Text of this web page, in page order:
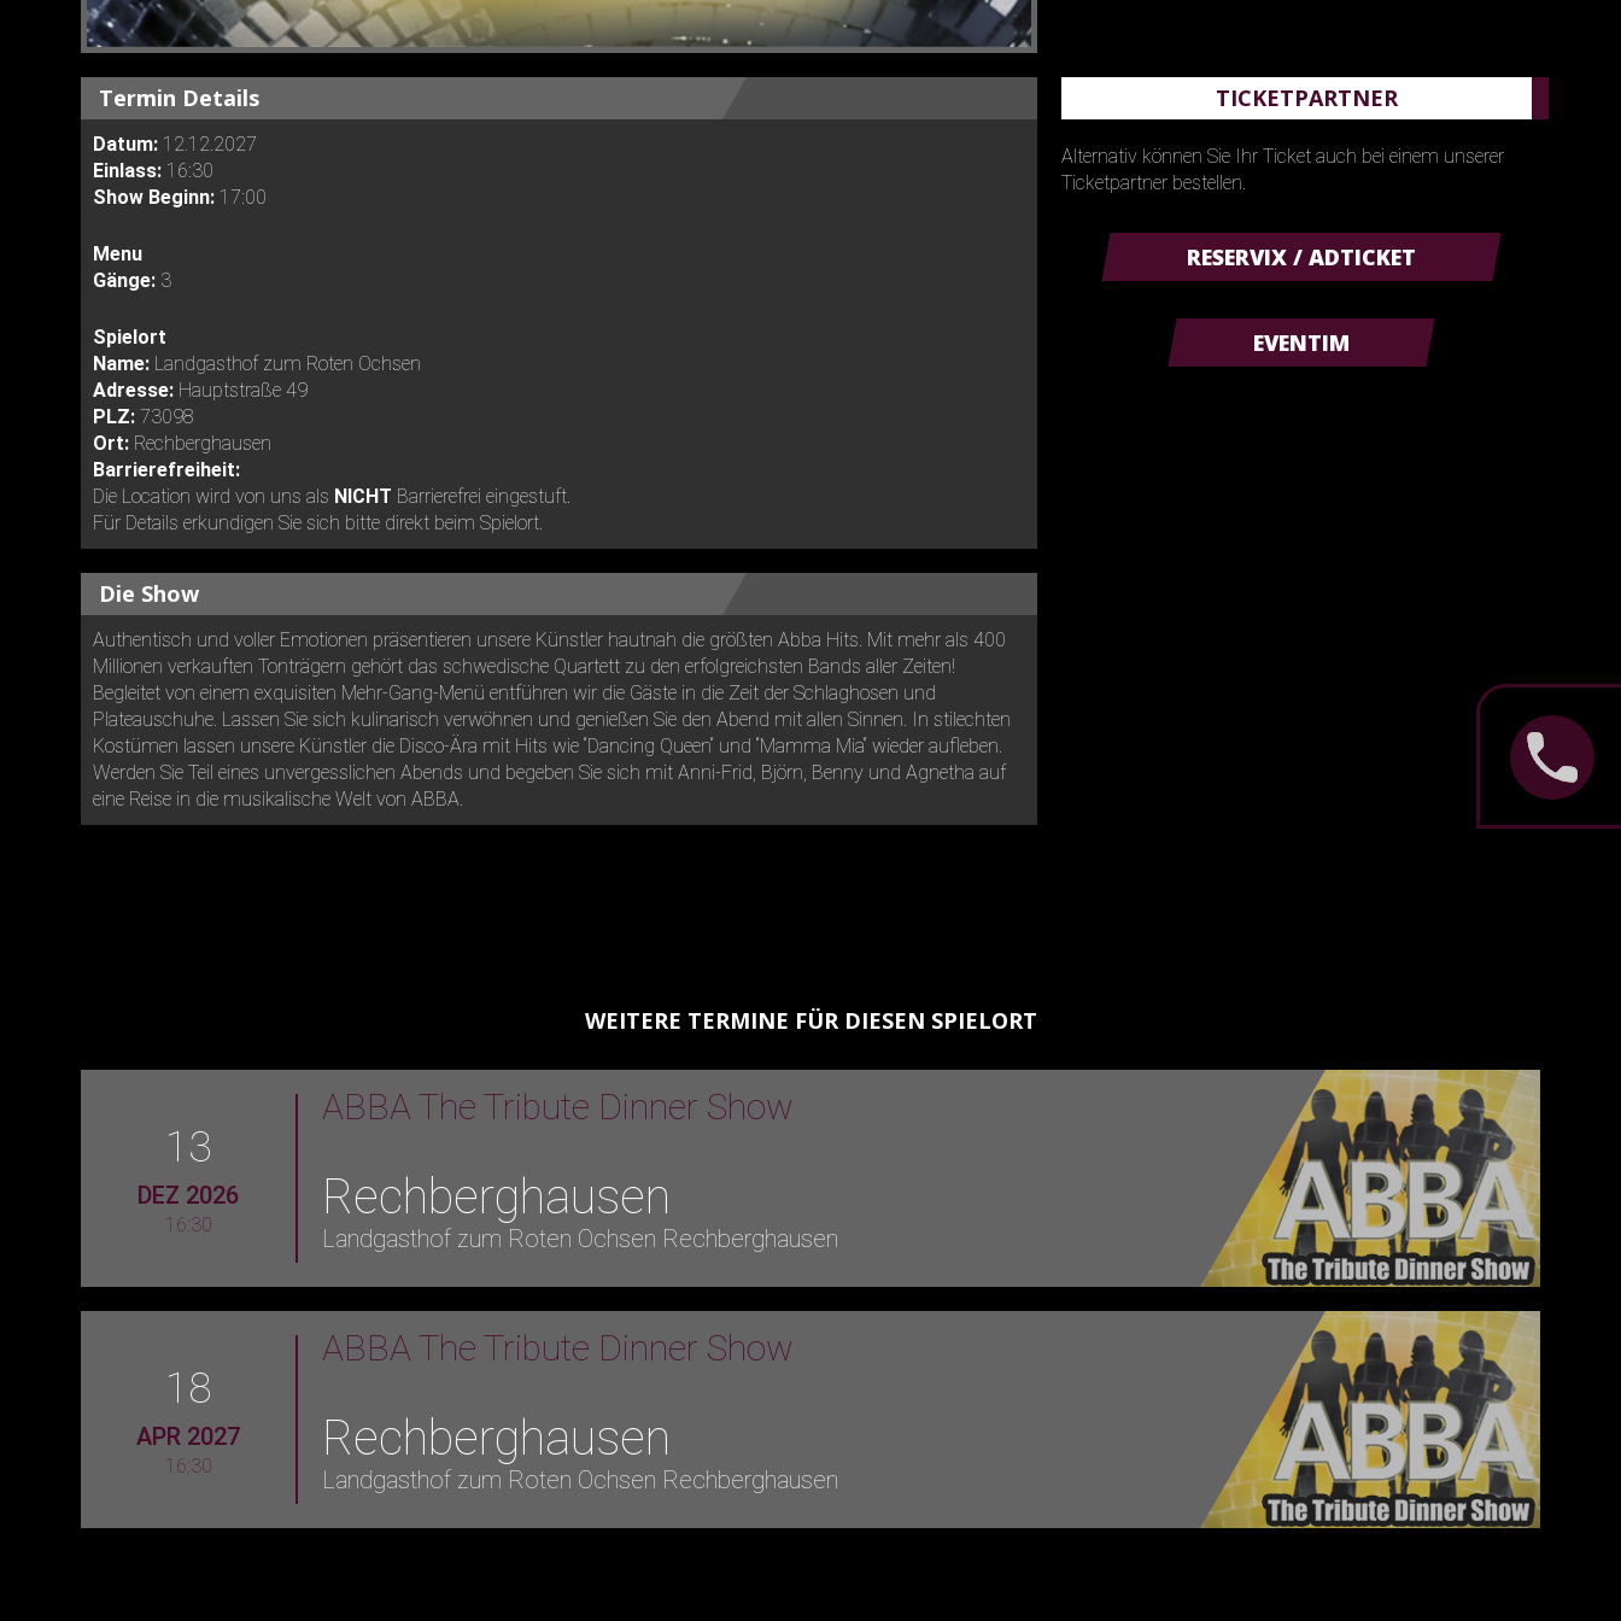
Termin Details
Datum: 12.12.2027
Einlass: 16:30
Show Beginn: 17:00
Menu
Gänge: 3
Spielort
Name: Landgasthof zum Roten Ochsen
Adresse: Hauptstraße 49
PLZ: 73098
Ort: Rechberghausen
Barrierefreiheit:
Die Location wird von uns als NICHT Barrierefrei eingestuft.
Für Details erkundigen Sie sich bitte direkt beim Spielort.
Die Show
Authentisch und voller Emotionen präsentieren unsere Künstler hautnah die größten Abba Hits. Mit mehr als 400
Millionen verkauften Tonträgern gehört das schwedische Quartett zu den erfolgreichsten Bands aller Zeiten!
Begleitet von einem exquisiten Mehr-Gang-Menü entführen wir die Gäste in die Zeit der Schlaghosen und
Plateauschuhe. Lassen Sie sich kulinarisch verwöhnen und genießen Sie den Abend mit allen Sinnen. In stilechten
Kostümen lassen unsere Künstler die Disco-Ära mit Hits wie “Dancing Queen“ und “Mamma Mia“ wieder aufleben.
Werden Sie Teil eines unvergesslichen Abends und begeben Sie sich mit Anni-Frid, Björn, Benny und Agnetha auf
eine Reise in die musikalische Welt von ABBA.
TICKETPARTNER
Alternativ können Sie Ihr Ticket auch bei einem unserer
Ticketpartner bestellen.
RESERVIX / ADTICKET
EVENTIM
WEITERE TERMINE FÜR DIESEN SPIELORT
13
DEZ 2026
16:30
ABBA The Tribute Dinner Show
Rechberghausen
Landgasthof zum Roten Ochsen Rechberghausen
18
APR 2027
16:30
ABBA The Tribute Dinner Show
Rechberghausen
Landgasthof zum Roten Ochsen Rechberghausen